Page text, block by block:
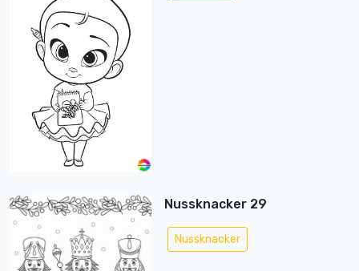
Nussknacker 29
Nussknacker